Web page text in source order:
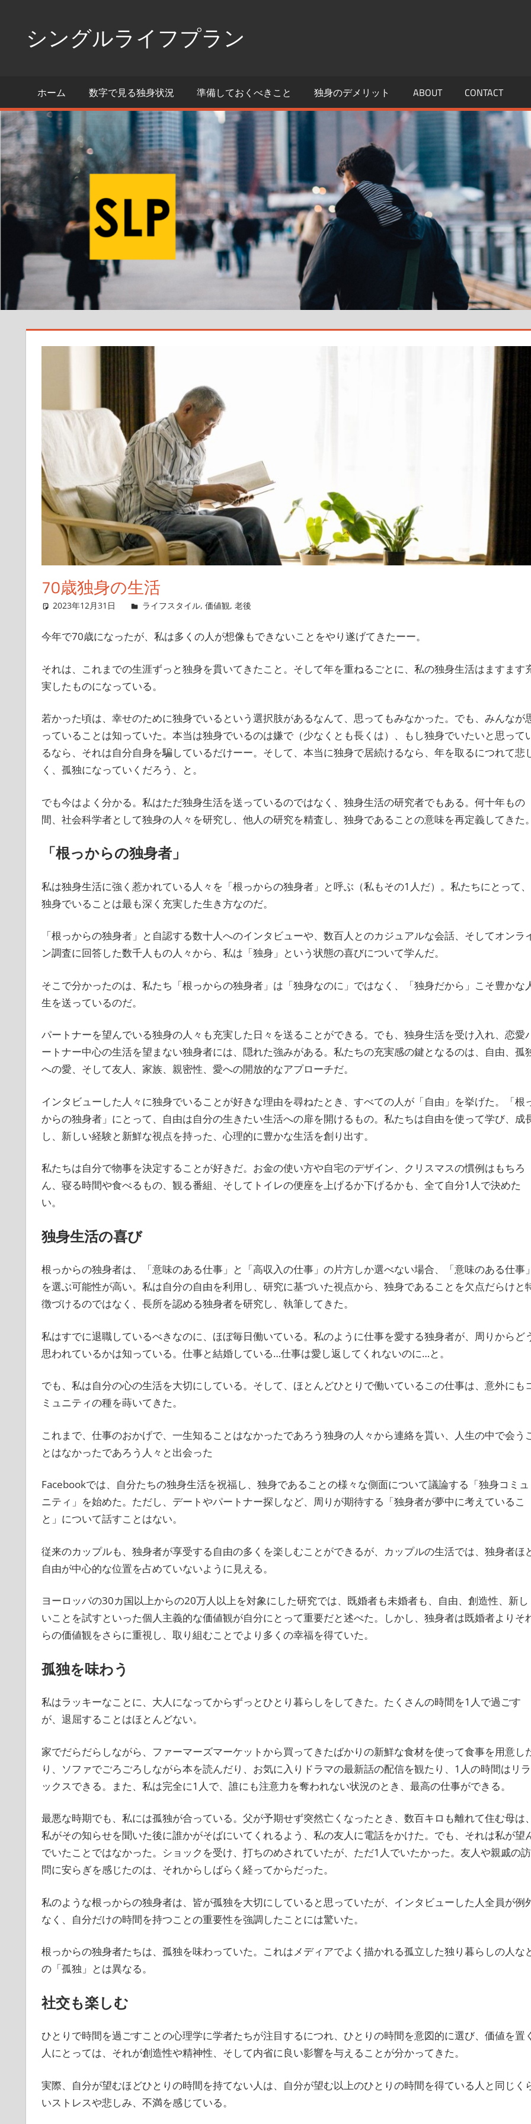
ス
キ
プ
シングルライフプラン
活
の
た
め
の
情
報
ポ
ト
ホーム 数字で見る独身状況 準備しておくべきこと 独身のデメリット ABOUT CONTACT
70歳独身の生活
2023年12月31日 singlelife65
ライフスタイル, 価値観, 老後
今年で70歳になったが、私は多くの人が想像もできないことをやり遂げてきたーー。
それは、これまでの生涯ずっと独身を貫いてきたこと。そして年を重ねるごとに、私の独身生活はますます
実したものになっている。
若かった頃は、幸せのために独身でいるという選択肢があるなんて、思ってもみなかった。でも、みんなが
っていることは知っていた。本当は独身でいるのは嫌で（少なくとも長くは）、もし独身でいたいと思って
るなら、それは自分自身を騙しているだけーー。そして、本当に独身で居続けるなら、年を取るにつれて悲
く、孤独になっていくだろう、と。
でも今はよく分かる。私はただ独身生活を送っているのではなく、独身生活の研究者でもある。何十年もの
間、社会科学者として独身の人々を研究し、他人の研究を精査し、独身であることの意味を再定義してきた。
「根っからの独身者」
私は独身生活に強く惹かれている人々を「根っからの独身者」と呼ぶ（私もその1人だ）。私たちにとって、
独身でいることは最も深く充実した生き方なのだ。
「根っからの独身者」と自認する数十人へのインタビューや、数百人とのカジュアルな会話、そしてオンラ
ン調査に回答した数千人もの人々から、私は「独身」という状態の喜びについて学んだ。
そこで分かったのは、私たち「根っからの独身者」は「独身なのに」ではなく、「独身だから」こそ豊かな
生を送っているのだ。
パートナーを望んでいる独身の人々も充実した日々を送ることができる。でも、独身生活を受け入れ、恋愛
ートナー中心の生活を望まない独身者には、隠れた強みがある。私たちの充実感の鍵となるのは、自由、孤
への愛、そして友人、家族、親密性、愛への開放的なアプローチだ。
インタビューした人々に独身でいることが好きな理由を尋ねたとき、すべての人が「自由」を挙げた。「根
からの独身者」にとって、自由は自分の生きたい生活への扉を開けるもの。私たちは自由を使って学び、成
し、新しい経験と新鮮な視点を持った、心理的に豊かな生活を創り出す。
私たちは自分で物事を決定することが好きだ。お金の使い方や自宅のデザイン、クリスマスの慣例はもちろ
ん、寝る時間や食べるもの、観る番組、そしてトイレの便座を上げるか下げるかも、全て自分1人で決めた
い。
独身生活の喜び
根っからの独身者は、「意味のある仕事」と「高収入の仕事」の片方しか選べない場合、「意味のある仕事」
を選ぶ可能性が高い。私は自分の自由を利用し、研究に基づいた視点から、独身であることを欠点だらけと
徴づけるのではなく、長所を認める独身者を研究し、執筆してきた。
私はすでに退職しているべきなのに、ほぼ毎日働いている。私のように仕事を愛する独身者が、周りからど
思われているかは知っている。仕事と結婚している…仕事は愛し返してくれないのに…と。
でも、私は自分の心の生活を大切にしている。そして、ほとんどひとりで働いているこの仕事は、意外にも
ミュニティの種を蒔いてきた。
これまで、仕事のおかげで、一生知ることはなかったであろう独身の人々から連絡を貰い、人生の中で会う
とはなかったであろう人々と出会った
Facebookでは、自分たちの独身生活を祝福し、独身であることの様々な側面について議論する「独身コミュ
ニティ」を始めた。ただし、デートやパートナー探しなど、周りが期待する「独身者が夢中に考えているこ
と」について話すことはない。
従来のカップルも、独身者が享受する自由の多くを楽しむことができるが、カップルの生活では、独身者ほ
自由が中心的な位置を占めていないように見える。
ヨーロッパの30カ国以上からの20万人以上を対象にした研究では、既婚者も未婚者も、自由、創造性、新し
いことを試すといった個人主義的な価値観が自分にとって重要だと述べた。しかし、独身者は既婚者よりそ
らの価値観をさらに重視し、取り組むことでより多くの幸福を得ていた。
孤独を味わう
私はラッキーなことに、大人になってからずっとひとり暮らしをしてきた。たくさんの時間を1人で過ごす
が、退屈することはほとんどない。
家でだらだらしながら、ファーマーズマーケットから買ってきたばかりの新鮮な食材を使って食事を用意し
り、ソファでごろごろしながら本を読んだり、お気に入りドラマの最新話の配信を観たり、1人の時間はリラ
ックスできる。また、私は完全に1人で、誰にも注意力を奪われない状況のとき、最高の仕事ができる。
最悪な時期でも、私には孤独が合っている。父が予期せず突然亡くなったとき、数百キロも離れて住む母は、
私がその知らせを聞いた後に誰かがそばにいてくれるよう、私の友人に電話をかけた。でも、それは私が望
でいたことではなかった。ショックを受け、打ちのめされていたが、ただ1人でいたかった。友人や親戚の訪
問に安らぎを感じたのは、それからしばらく経ってからだった。
私のような根っからの独身者は、皆が孤独を大切にしていると思っていたが、インタビューした人全員が例
なく、自分だけの時間を持つことの重要性を強調したことには驚いた。
根っからの独身者たちは、孤独を味わっていた。これはメディアでよく描かれる孤立した独り暮らしの人な
の「孤独」とは異なる。
社交も楽しむ
ひとりで時間を過ごすことの心理学に学者たちが注目するにつれ、ひとりの時間を意図的に選び、価値を置く
人にとっては、それが創造性や精神性、そして内省に良い影響を与えることが分かってきた。
実際、自分が望むほどひとりの時間を持てない人は、自分が望む以上のひとりの時間を得ている人と同じく
いストレスや悲しみ、不満を感じている。